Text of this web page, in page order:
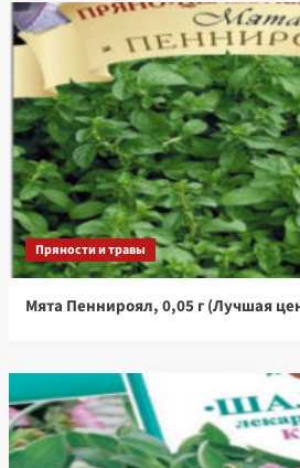
Пряности и травы
Мята Пеннироял, 0,05 г (Лучшая